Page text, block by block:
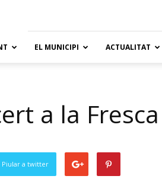
Hostalets
de
EL MUNICIPI ACTUALITAT
a la Fresca
Piular a twitter